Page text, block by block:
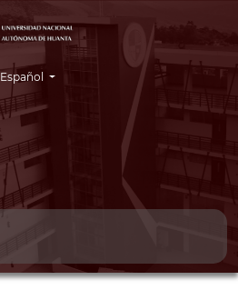
Cambiar el idioma. El idioma actual es:
Español